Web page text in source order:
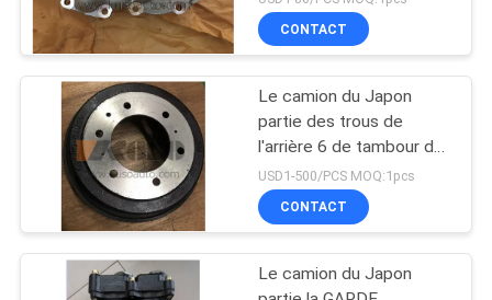
HINO 500
CONTACT
Le camion du Japon
partie des trous de
l'arrière 6 de tambour de
frein 43512-0W050 pour
HINO 300 Dutro
N04C/N04CT
USD1-500/PCS MOQ:1pcs
CONTACT
Le camion du Japon